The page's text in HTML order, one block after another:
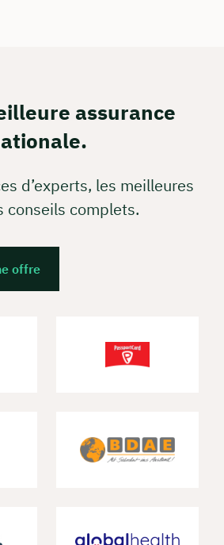
assurance
d’experts, les meilleures
conseils complets.
offre